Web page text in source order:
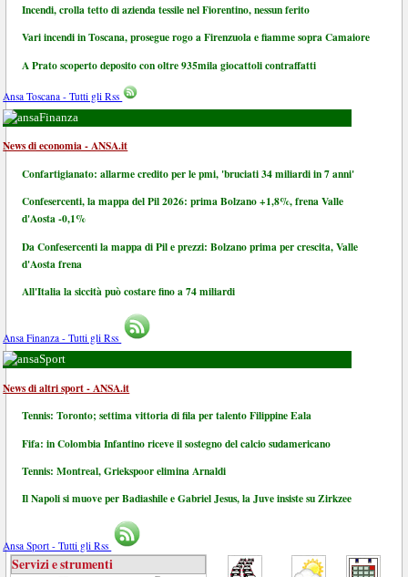
Incendi, crolla tetto di azienda tessile nel Fiorentino, nessun ferito
Vari incendi in Toscana, prosegue rogo a Firenzuola e fiamme sopra Camaiore
A Prato scoperto deposito con oltre 935mila giocattoli contraffatti
Ansa Toscana - Tutti gli Rss
Finanza
News di economia - ANSA.it
Confartigianato: allarme credito per le pmi, 'bruciati 34 miliardi in 7 anni'
Confesercenti, la mappa del Pil 2026: prima Bolzano +1,8%, frena Valle
d'Aosta -0,1%
Da Confesercenti la mappa di Pil e prezzi: Bolzano prima per crescita, Valle
d'Aosta frena
All'Italia la siccità può costare fino a 74 miliardi
Ansa Finanza - Tutti gli Rss
Sport
News di altri sport - ANSA.it
Tennis: Toronto; settima vittoria di fila per talento Filippine Eala
Fifa: in Colombia Infantino riceve il sostegno del calcio sudamericano
Tennis: Montreal, Griekspoor elimina Arnaldi
Il Napoli si muove per Badiashile e Gabriel Jesus, la Juve insiste su Zirkzee
Ansa Sport - Tutti gli Rss
Servizi e strumenti